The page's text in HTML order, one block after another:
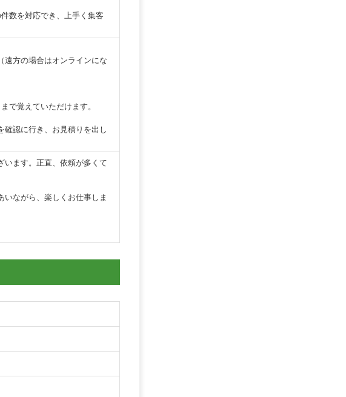
数を対応でき、上手く集客
遠方の場合はオンラインにな
で覚えていただけます。
確認に行き、お見積りを出し
います。正直、依頼が多くて
ながら、楽しくお仕事しま